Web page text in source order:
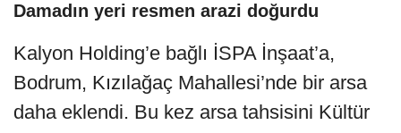
Damadın yeri resmen arazi doğurdu
Kalyon Holding’e bağlı İSPA İnşaat’a,
Bodrum, Kızılağaç Mahallesi’nde bir arsa
daha eklendi. Bu kez arsa tahsisini Kültür